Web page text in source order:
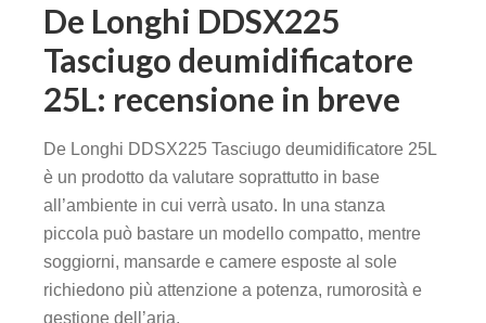
De Longhi DDSX225
Tasciugo deumidificatore
25L: recensione in breve
De Longhi DDSX225 Tasciugo deumidificatore 25L
è un prodotto da valutare soprattutto in base
all’ambiente in cui verrà usato. In una stanza
piccola può bastare un modello compatto, mentre
soggiorni, mansarde e camere esposte al sole
richiedono più attenzione a potenza, rumorosità e
gestione dell’aria.